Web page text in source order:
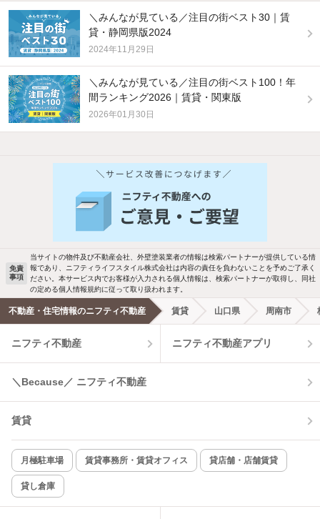
＼みんなが見ている／注目の街ベスト30｜賃
貸・静岡県版2024
2024年11月29日
＼みんなが見ている／注目の街ベスト100！年
間ランキング2026｜賃貸・関東版
2026年01月30日
他の人はこんな条件で絞り込んでいます！
バス・トイレ別 2階以上
駐車場あり ペット相談
洗濯機置場あり 独立洗面台
エアコンあり 都市ガス
温水洗浄便座 オートロック
コンロ2口以上
新着のみ インターネット無料
該当件数:
物件一覧に反映
免責
事項
当サイトの物件及び不動産会社、外壁塗装業者の情報は検索パートナーが提供している情
報であり、ニフティライフスタイル株式会社は内容の責任を負わないことを予めご了承く
ださい。本サービス内でお客様が入力される個人情報は、検索パートナーが取得し、同社
の定める個人情報規約に従って取り扱われます。
不動産・住宅情報のニフティ不動産 賃貸 山口県 周南市
ニフティ不動産 ニフティ不動産アプリ
＼Because／ ニフティ不動産
賃貸
月極駐車場 賃貸事務所・賃貸オフィス 貸店舗・店舗賃貸
貸し倉庫